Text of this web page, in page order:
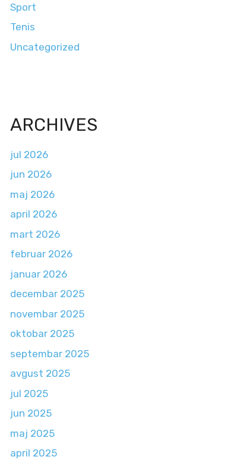
Sport
Tenis
Uncategorized
ARCHIVES
jul 2026
jun 2026
maj 2026
april 2026
mart 2026
februar 2026
januar 2026
decembar 2025
novembar 2025
oktobar 2025
septembar 2025
avgust 2025
jul 2025
jun 2025
maj 2025
april 2025